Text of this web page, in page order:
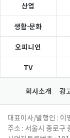
산업
생활·문화
오피니언
TV
회사소개 광
대표이사/발행인 : 이
주소 : 서울시 종로구